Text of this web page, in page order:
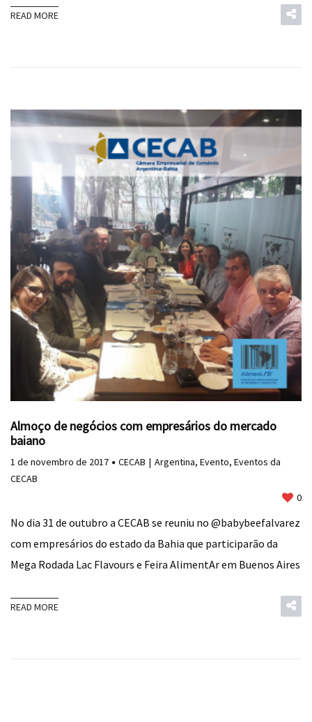
READ MORE
Almoço de negócios com empresários do mercado
baiano
1 de novembro de 2017 CECAB Argentina, Evento, Eventos da
CECAB
0
No dia 31 de outubro a CECAB se reuniu no @babybeefalvarez
com empresários do estado da Bahia que participarão da
Mega Rodada Lac Flavours e Feira AlimentAr em Buenos Aires
READ MORE